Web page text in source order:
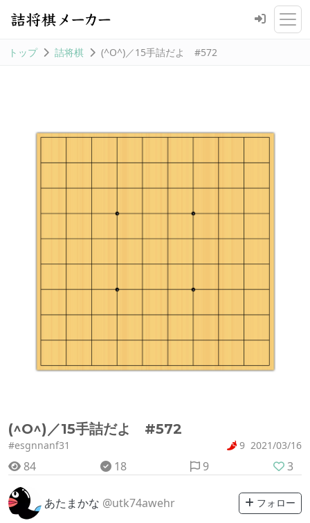
トップ 詰将棋 (^O^)／15手詰だよ #572
(^O^)／15手詰だよ #572
#esgnnanf31 9 2021/03/16
84 18 9 3
あたまかな @utk74awehr フォロー